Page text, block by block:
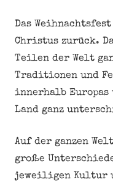
Das
Christus zurück.
Teilen der Welt
Traditionen und
innerhalb Europas
Land ganz
Auf der ganzen
große
jeweiligen Kultur